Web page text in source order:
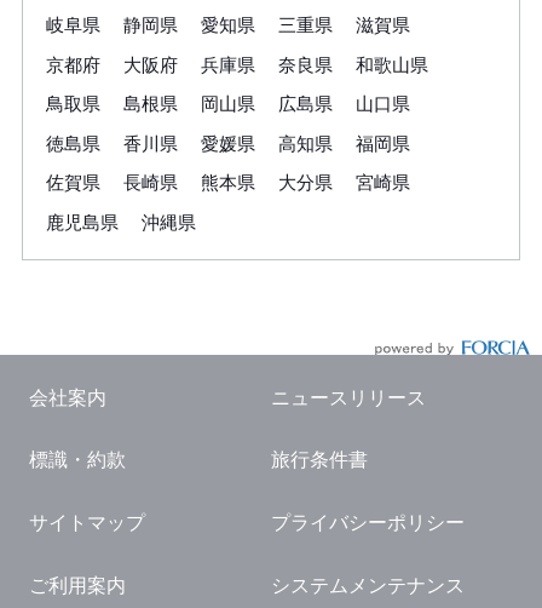
岐阜県
静岡県 愛知県 三重県
滋賀県
京都府
大阪府 兵庫県 奈良県
和歌山県
鳥取県
島根県 岡山県 広島県
山口県
徳島県
香川県 愛媛県 高知県
福岡県
佐賀県
長崎県 熊本県 大分県
宮崎県
鹿児島県
沖縄県
会社案内 ニュースリリース
標識・約款 旅行条件書
サイトマップ プライバシーポリシー
ご利用案内 システムメンテナンス